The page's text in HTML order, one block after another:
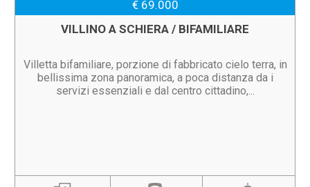
€ 69.000
VILLINO A SCHIERA / BIFAMILIARE
Villetta bifamiliare, porzione di fabbricato cielo terra, in
bellissima zona panoramica, a poca distanza da i
servizi essenziali e dal centro cittadino,...